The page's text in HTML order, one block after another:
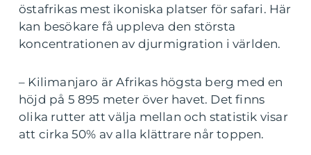
östafrikas mest ikoniska platser för safari. Här
kan besökare få uppleva den största
koncentrationen av djurmigration i världen.
– Kilimanjaro är Afrikas högsta berg med en
höjd på 5 895 meter över havet. Det finns
olika rutter att välja mellan och statistik visar
att cirka 50% av alla klättrare når toppen.